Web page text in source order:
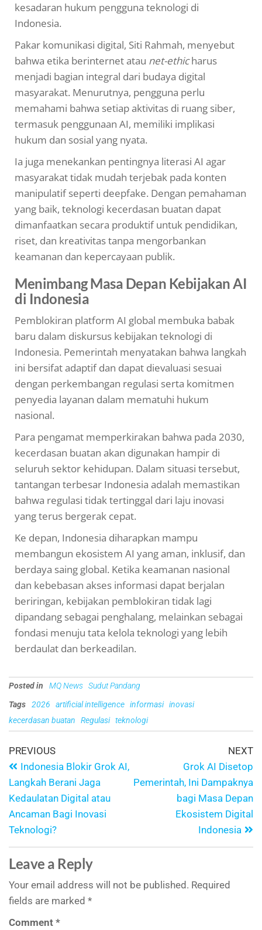
kesadaran hukum pengguna teknologi di
Indonesia.
Pakar komunikasi digital, Siti Rahmah, menyebut
bahwa etika berinternet atau net-ethicharus
menjadi bagian integral dari budaya digital
masyarakat. Menurutnya, pengguna perlu
memahami bahwa setiap aktivitas di ruang siber,
termasuk penggunaan AI, memiliki implikasi
hukum dan sosial yang nyata.
Ia juga menekankan pentingnya literasi AI agar
masyarakat tidak mudah terjebak pada konten
manipulatif seperti deepfake. Dengan pemahaman
yang baik, teknologi kecerdasan buatan dapat
dimanfaatkan secara produktif untuk pendidikan,
riset, dan kreativitas tanpa mengorbankan
keamanan dan kepercayaan publik.
Menimbang Masa Depan Kebijakan AI
di Indonesia
Pemblokiran platform AI global membuka babak
baru dalam diskursus kebijakan teknologi di
Indonesia. Pemerintah menyatakan bahwa langkah
ini bersifat adaptif dan dapat dievaluasi sesuai
dengan perkembangan regulasi serta komitmen
penyedia layanan dalam mematuhi hukum
nasional.
Para pengamat memperkirakan bahwa pada 2030,
kecerdasan buatan akan digunakan hampir di
seluruh sektor kehidupan. Dalam situasi tersebut,
tantangan terbesar Indonesia adalah memastikan
bahwa regulasi tidak tertinggal dari laju inovasi
yang terus bergerak cepat.
Ke depan, Indonesia diharapkan mampu
membangun ekosistem AI yang aman, inklusif, dan
berdaya saing global. Ketika keamanan nasional
dan kebebasan akses informasi dapat berjalan
beriringan, kebijakan pemblokiran tidak lagi
dipandang sebagai penghalang, melainkan sebagai
fondasi menuju tata kelola teknologi yang lebih
berdaulat dan berkeadilan.
Posted in MQ News Sudut Pandang
Tags
2026 artificial intelligence informasi inovasi
kecerdasan buatan
Regulasi teknologi
PREVIOUS
Indonesia Blokir Grok AI,
Langkah Berani Jaga
Kedaulatan Digital atau
Ancaman Bagi Inovasi
Teknologi?
NEXT
Grok AI Disetop
Pemerintah, Ini Dampaknya
bagi Masa Depan
Ekosistem Digital
Indonesia
Leave a Reply
Your email address will not be published. Required
fields are marked *
Comment *